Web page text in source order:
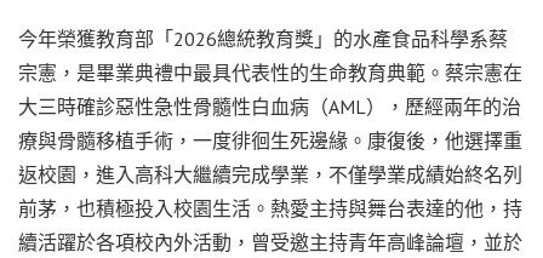
今年榮獲教育部「2026總統教育獎」的水產食品科學系蔡
宗憲，是畢業典禮中最具代表性的生命教育典範。蔡宗憲在
大三時確診惡性急性骨髓性白血病（AML），歷經兩年的治
療與骨髓移植手術，一度徘徊生死邊緣。康復後，他選擇重
返校園，進入高科大繼續完成學業，不僅學業成績始終名列
前茅，也積極投入校園生活。熱愛主持與舞台表達的他，持
續活躍於各項校內外活動，曾受邀主持青年高峰論壇，並於